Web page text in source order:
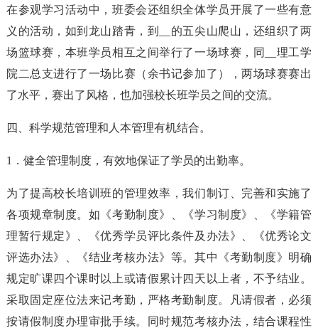
在参观学习活动中，班委会还组织全体学员开展了一些有意
义的活动，如到龙山踏青，到__的五尖山爬山，还组织了两
场篮球赛，本班学员相互之间举行了一场球赛，同__理工学
院二总支进行了一场比赛（余书记参加了），两场球赛赛出
了水平，赛出了风格，也加强校长班学员之间的交流。
四、科学规范管理和人本管理有机结合。
1．健全管理制度，有效地保证了学员的出勤率。
为了提高校长培训班的管理效率，我们制订、完善和实施了
各项规章制度。如《考勤制度》、《学习制度》、《学籍管
理暂行规定》、《优秀学员评比条件及办法》、《优秀论文
评选办法》、《结业考核办法》等。其中《考勤制度》明确
规定旷课四个课时以上或请假累计四天以上者，不予结业。
采取固定座位法来记考勤，严格考勤制度。凡请假者，必须
按请假制度办理审批手续。同时规范考核办法，结合课程性